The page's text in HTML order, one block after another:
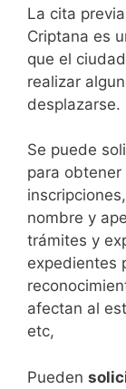
​​​​​​​​​​​​​​​​​​​​​​​​​​​​La cita
Criptana es
que el
realizar
desplazarse.​
Se puede
para obtener
nombre y
trámites y
expedientes
afectan al
etc,
​Pueden